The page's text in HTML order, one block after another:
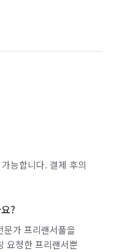
능합니다. 결제 후의
?
문가 프리랜서풀을
요청한 프리랜서뿐